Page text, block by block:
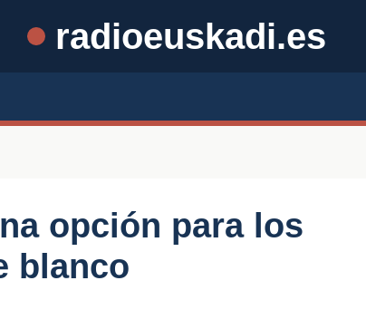
radioeuskadi.es
opción para los
blanco